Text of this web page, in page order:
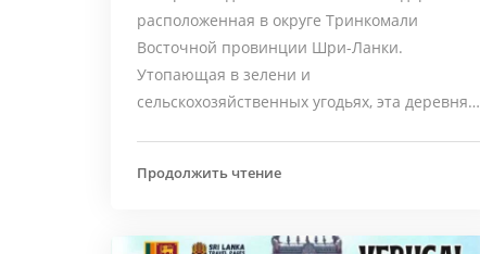
расположенная в округе Тринкомали
Восточной провинции Шри-Ланки.
Утопающая в зелени и
сельскохозяйственных угодьях, эта деревня…
Продолжить чтение